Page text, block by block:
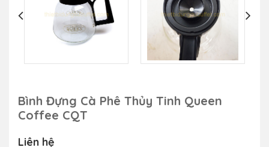
Bình Đựng Cà Phê Thủy Tinh Queen
Coffee CQT
Liên hệ